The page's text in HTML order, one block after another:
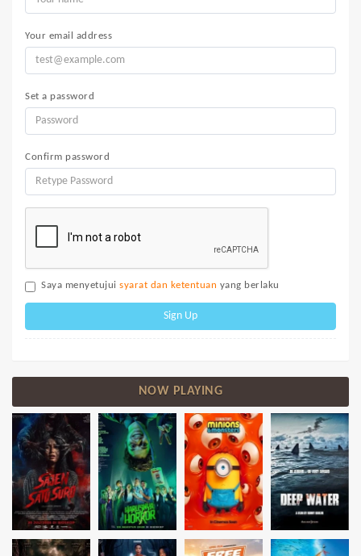
Your email address
Set a password
Confirm password
Saya menyetujui syarat dan ketentuan yang berlaku
Sign Up
NOW PLAYING